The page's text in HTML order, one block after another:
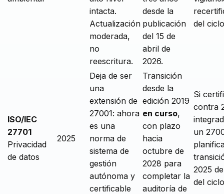
intacta.
Actualización
moderada,
no
reescritura.
desde la
publicación
del 15 de
abril de
2026.
del
ISO/IEC
27701
Privacidad
de datos
2025
Deja de ser
una
extensión de
27001: ahora
es una
norma de
sistema de
gestión
autónoma y
certificable
Transición
desde la
edición 2019
en curso,
con plazo
hacia
octubre de
2028 para
completar la
auditoría de
Si
contra
un
2025
del